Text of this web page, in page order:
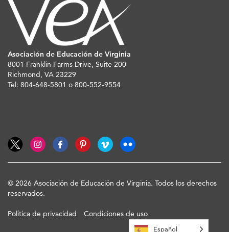
Asociación de Educación de Virginia
8001 Franklin Farms Drive, Suite 200
Richmond, VA 23229
Tel: 804-648-5801 o 800-552-9554
© 2026 Asociación de Educación de Virginia. Todos los derechos
reservados.
Política de privacidad Condiciones de uso
Español